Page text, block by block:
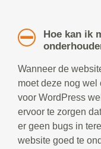
Hoe kan ik
Wanneer de
moet deze nog
voor WordPress
ervoor te zorgen
er geen bugs in
website goed te